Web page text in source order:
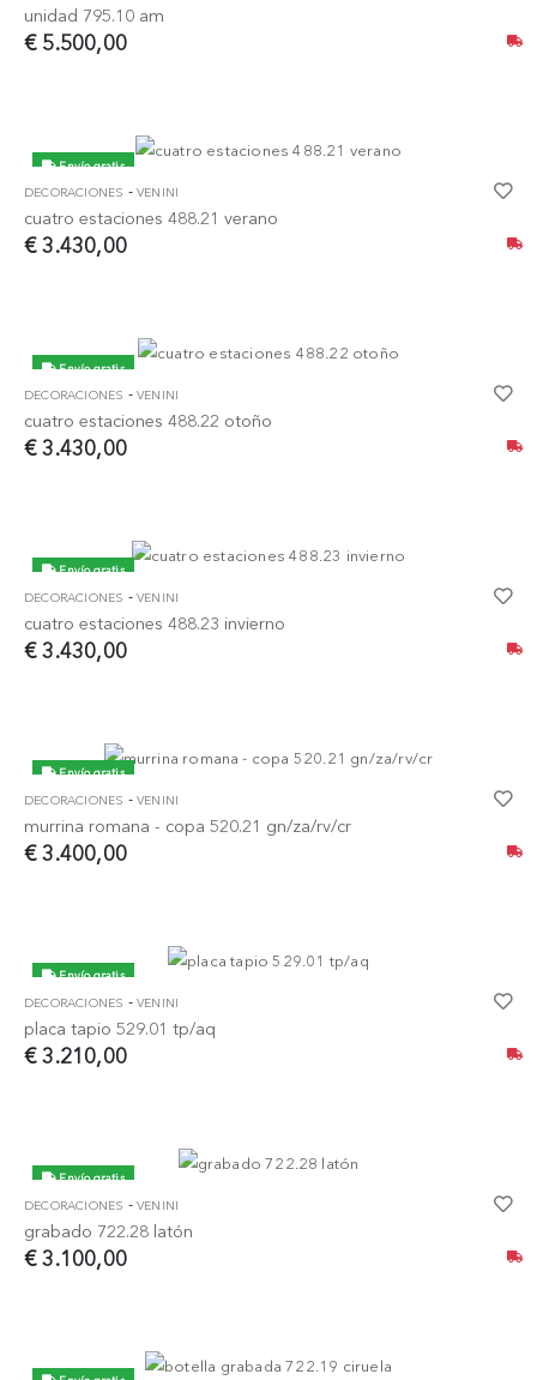
unidad 795.10 am
€ 5.500,00
Envío gratis
DECORACIONES -VENINI
cuatro estaciones 488.21 verano
€ 3.430,00
Envío gratis
DECORACIONES -VENINI
cuatro estaciones 488.22 otoño
€ 3.430,00
Envío gratis
DECORACIONES -VENINI
cuatro estaciones 488.23 invierno
€ 3.430,00
Envío gratis
DECORACIONES -VENINI
murrina romana - copa 520.21 gn/za/rv/cr
€ 3.400,00
Envío gratis
DECORACIONES -VENINI
placa tapio 529.01 tp/aq
€ 3.210,00
Envío gratis
DECORACIONES -VENINI
grabado 722.28 latón
€ 3.100,00